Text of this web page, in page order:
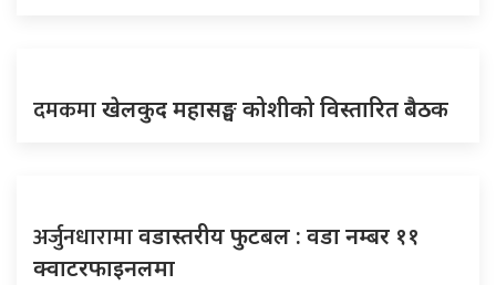
दमकमाखेलकुद महासङ्घ कोशीको विस्तारित बैठक
अर्जुनधारामावडास्तरीय फुटबल : वडा नम्बर ११
क्वाटरफाइनलमा